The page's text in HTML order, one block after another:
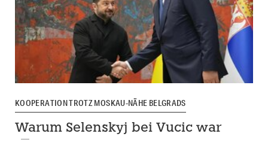
KOOPERATION TROTZ MOSKAU-NÄHE BELGRADS
Warum Selenskyj bei Vucic war